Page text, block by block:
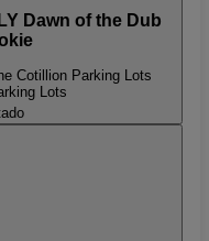
Dawn of the Dub
Cotillion Parking Lots
Lots